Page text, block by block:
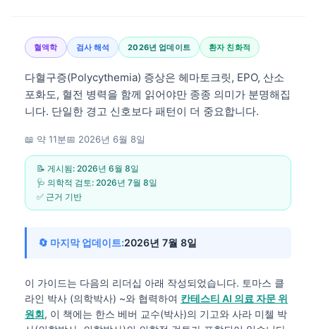
혈액학 검사 해석 2026년 업데이트 환자 친화적
다혈구증(Polycythemia) 증상은 헤마토크릿, EPO, 산소
포화도, 혈전 병력을 함께 읽어야만 종종 의미가 분명해집
니다. 단일한 경고 신호보다 패턴이 더 중요합니다.
📖 약 11분📅 2026년 6월 8일
📝 게시됨: 2026년 6월 8일
🩺 의학적 검토: 2026년 7월 8일
✅ 근거 기반
🔄 마지막 업데이트:2026년 7월 8일
이 가이드는 다음의 리더십 아래 작성되었습니다. 토마스 클
라인 박사 (의학박사) ~와 협력하여 칸테스티 AI 의료 자문 위
원회, 이 책에는 한스 베버 교수(박사)의 기고와 사라 미첼 박